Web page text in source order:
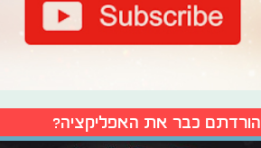
הורדתם כבר את האפליקציה?